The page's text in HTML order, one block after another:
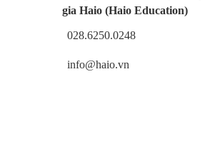
gia Haio (Haio Education)
028.6250.0248
info@haio.vn